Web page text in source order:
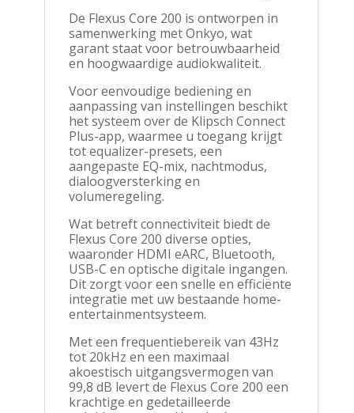
De Flexus Core 200 is ontworpen in
samenwerking met Onkyo, wat
garant staat voor betrouwbaarheid
en hoogwaardige audiokwaliteit.
Voor eenvoudige bediening en
aanpassing van instellingen beschikt
het systeem over de Klipsch Connect
Plus-app, waarmee u toegang krijgt
tot equalizer-presets, een
aangepaste EQ-mix, nachtmodus,
dialoogversterking en
volumeregeling.
Wat betreft connectiviteit biedt de
Flexus Core 200 diverse opties,
waaronder HDMI eARC, Bluetooth,
USB-C en optische digitale ingangen.
Dit zorgt voor een snelle en efficiënte
integratie met uw bestaande home-
entertainmentsysteem.
Met een frequentiebereik van 43Hz
tot 20kHz en een maximaal
akoestisch uitgangsvermogen van
99,8 dB levert de Flexus Core 200 een
krachtige en gedetailleerde